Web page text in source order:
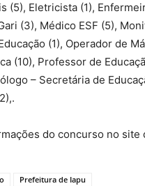
(5), Eletricista (1),
(3), Médico ESF (5),
(1), Operador de
(10), Professor de
– Secretária de
do concurso no
Prefeitura de Iapu